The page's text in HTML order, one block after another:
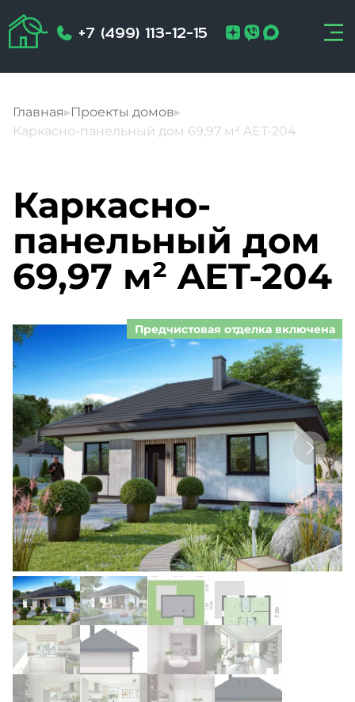
+7 (499) 113-12-15
Главная▸Проекты домов▸
Каркасно-панельный дом 69,97 м² AET-204
Каркасно-
панельный дом
69,97 м² AET-204
Предчистовая отделка включена